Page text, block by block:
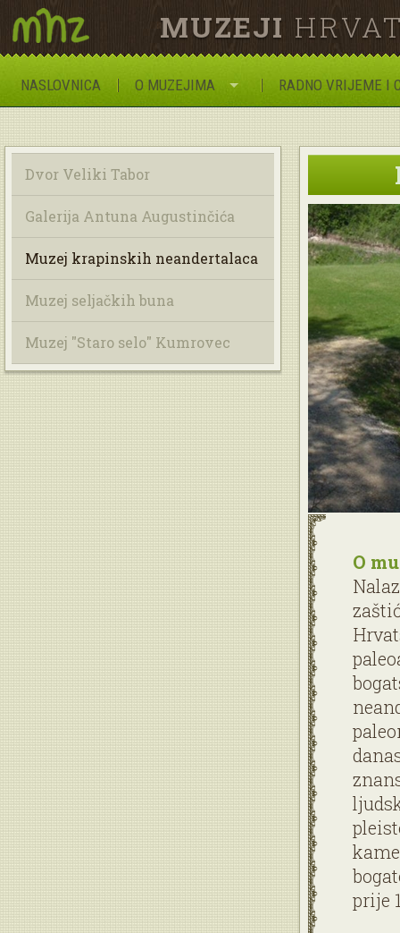
MUZEJI
NASLOVNICA O MUZEJIMA RADNO VRIJEME I
Dvor Veliki Tabor
Galerija Antuna Augustinčića
Muzej krapinskih neandertalaca
Muzej seljačkih buna
Muzej "Staro selo" Kumrovec
O
prije